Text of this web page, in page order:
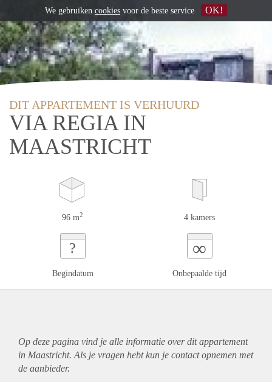
DIT APPARTEMENT IS VERHUURD
VIA REGIA IN
MAASTRICHT
96 m2 4 kamers
?
Begindatum
∞
Onbepaalde tijd
Op deze pagina vind je alle informatie over ditappartement
in Maastricht. Als je vragen hebt kun je contact opnemen met
de aanbieder.
We gebruiken cookies voor de beste service OK!